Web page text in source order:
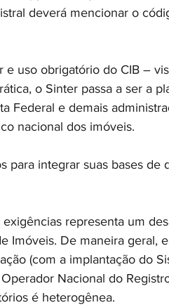
deverá mencionar o
e uso obrigatório do CIB –
o Sinter passa a ser a
Federal e demais
nacional dos imóveis.
para integrar suas bases de
representa um
Imóveis. De maneira geral,
(com a implantação do
Nacional do
é heterogênea.